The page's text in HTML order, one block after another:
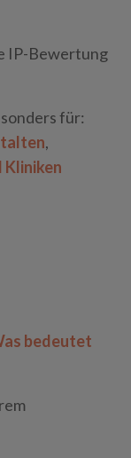
IP-Bewertung
für:
,
Kliniken
bedeutet